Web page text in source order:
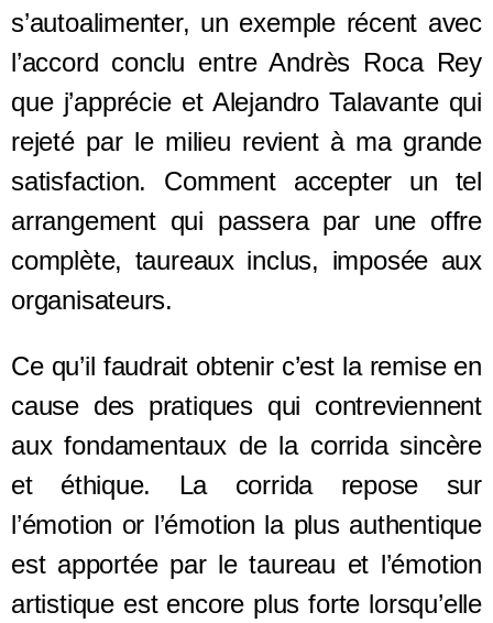
s’autoalimenter, un exemple récent avec
l’accord conclu entre Andrès Roca Rey
que j’apprécie et Alejandro Talavante qui
rejeté par le milieu revient à ma grande
satisfaction. Comment accepter un tel
arrangement qui passera par une offre
complète, taureaux inclus, imposée aux
organisateurs.
Ce qu’il faudrait obtenir c’est la remise en
cause des pratiques qui contreviennent
aux fondamentaux de la corrida sincère
et éthique. La corrida repose sur
l’émotion or l’émotion la plus authentique
est apportée par le taureau et l’émotion
artistique est encore plus forte lorsqu’elle